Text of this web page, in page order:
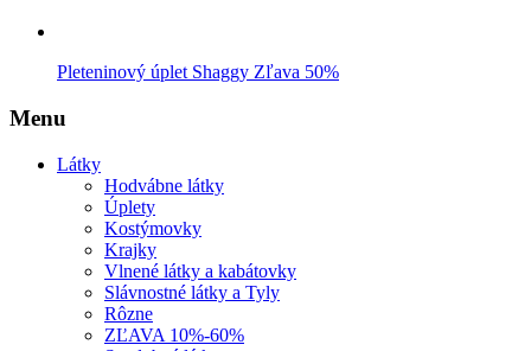
Pleteninový úplet Shaggy Zľava 50%
Menu
Látky
Hodvábne látky
Úplety
Kostýmovky
Krajky
Vlnené látky a kabátovky
Slávnostné látky a Tyly
Rôzne
ZĽAVA 10%-60%